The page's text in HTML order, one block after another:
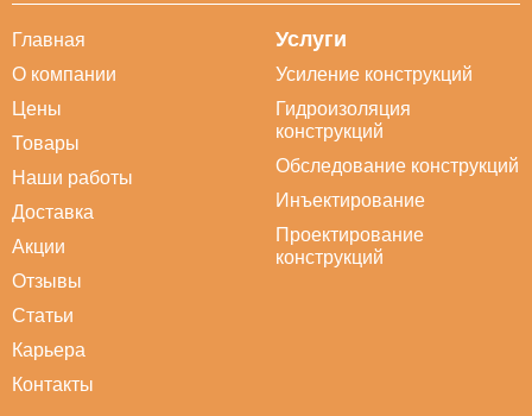
Главная
О компании
Цены
Товары
Наши работы
Доставка
Акции
Отзывы
Статьи
Карьера
Контакты
Услуги
Усиление конструкций
Гидроизоляция
конструкций
Обследование конструкций
Инъектирование
Проектирование
конструкций